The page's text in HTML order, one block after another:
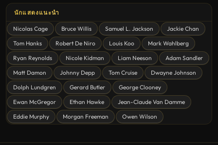
ดูหนังสยองขวัญ Horror
ดูหนังโรแมนติก Romance
หนังชีวิต
ดูหนังแฟนตาซี Fantasy
ดูหนังลึกลับ Mystery
ดูหนังอนิเมชั่น Animation
ดูหนังไซไฟ Sci-Fi
นักแสดงแนะนำ
Nicolas Cage Bruce Willis Samuel L. Jackson
Jackie Chan
Tom Hanks
Robert De Niro Louis Koo
Mark Wahlberg
Ryan Reynolds
Nicole Kidman Liam Neeson
Adam Sandler
Matt Damon
Johnny Depp Tom Cruise
Dwayne Johnson
Dolph Lundgren
Gerard Butler
George Clooney
Ewan McGregor
Ethan Hawke
Jean-Claude Van Damme
Eddie Murphy
Morgan Freeman Owen Wilson